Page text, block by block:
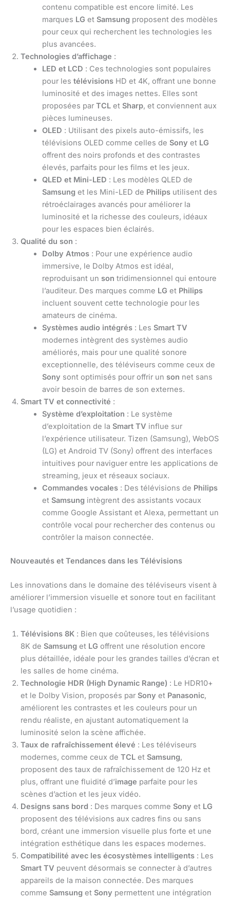
contenu compatible est encore limité. Les
marques LG et Samsung proposent des modèles
pour ceux qui recherchent les technologies les
plus avancées.
Technologies d’affichage :
LED et LCD : Ces technologies sont populaires
pour les télévisionsHD et 4K, offrant une bonne
luminosité et des images nettes. Elles sont
proposées par TCLet Sharp, et conviennent aux
pièces lumineuses.
OLED : Utilisant des pixels auto-émissifs, les
télévisions OLED comme celles de Sony et LG
offrent des noirs profonds et des contrastes
élevés, parfaits pour les films et les jeux.
QLED et Mini-LED : Les modèles QLED de
Samsung et les Mini-LED de Philipsutilisent des
rétroéclairages avancés pour améliorer la
luminosité et la richesse des couleurs, idéaux
pour les espaces bien éclairés.
Qualité du son :
Dolby Atmos: Pour une expérience audio
immersive, le Dolby Atmos est idéal,
reproduisant un son tridimensionnel qui entoure
l’auditeur. Des marques comme LG et Philips
incluent souvent cette technologie pour les
amateurs de cinéma.
Systèmes audio intégrés: Les Smart TV
modernes intègrent des systèmes audio
améliorés, mais pour une qualité sonore
exceptionnelle, des téléviseurs comme ceux de
Sony sont optimisés pour offrir un son net sans
avoir besoin de barres de son externes.
Smart TV et connectivité :
Système d’exploitation : Le système
d’exploitation de la Smart TV influe sur
l’expérience utilisateur. Tizen (Samsung), WebOS
(LG) et Android TV (Sony) offrent des interfaces
intuitives pour naviguer entre les applications de
streaming, jeux et réseaux sociaux.
Commandes vocales: Des télévisions de Philips
et Samsung intègrent des assistants vocaux
comme Google Assistant et Alexa, permettant un
contrôle vocal pour rechercher des contenus ou
contrôler la maison connectée.
Nouveautés et Tendances dans les Télévisions
Les innovations dans le domaine des téléviseurs visent à
améliorer l’immersion visuelle et sonore tout en facilitant
l’usage quotidien :
Télévisions 8K : Bien que coûteuses, les télévisions
8K de Samsung et LG offrent une résolution encore
plus détaillée, idéale pour les grandes tailles d’écran et
les salles de home cinéma.
Technologie HDR (High Dynamic Range) : Le HDR10+
et le Dolby Vision, proposés par Sony et Panasonic,
améliorent les contrastes et les couleurs pour un
rendu réaliste, en ajustant automatiquement la
luminosité selon la scène affichée.
Taux de rafraîchissement élevé : Les téléviseurs
modernes, comme ceux de TCL et Samsung,
proposent des taux de rafraîchissement de 120 Hz et
plus, offrant une fluidité d’image parfaite pour les
scènes d’action et les jeux vidéo.
Designs sans bord : Des marques comme Sony et LG
proposent des télévisions aux cadres fins ou sans
bord, créant une immersion visuelle plus forte et une
intégration esthétique dans les espaces modernes.
Compatibilité avec les écosystèmes intelligents : Les
Smart TV peuvent désormais se connecter à d’autres
appareils de la maison connectée. Des marques
comme Samsung et Sony permettent une intégration